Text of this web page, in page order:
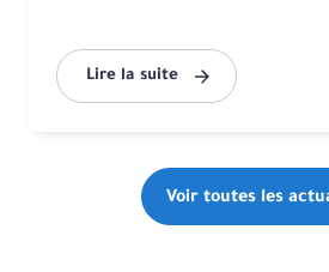
Lire la suite
Voir toutes les